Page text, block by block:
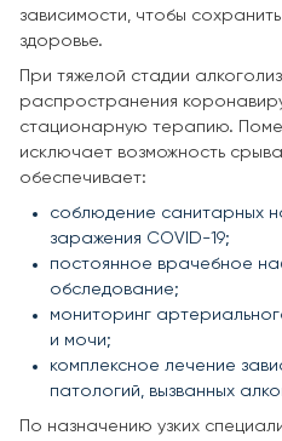
зависимости, чтобы
здоровье.
При тяжелой стадии
распространения
стационарную терапию.
исключает возможность
обеспечивает:
соблюдение санитарных
заражения COVID-19;
постоянное врачебное
обследование;
мониторинг
и мочи;
комплексное лечение
патологий, вызванных
По назначению узких